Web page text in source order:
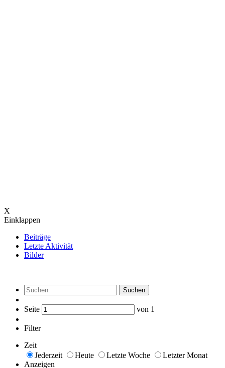
X
Einklappen
Beiträge
Letzte Aktivität
Bilder
Suchen
Seite von 1
Filter
Zeit
Jederzeit
Heute Letzte Woche
Letzter Monat
Anzeigen